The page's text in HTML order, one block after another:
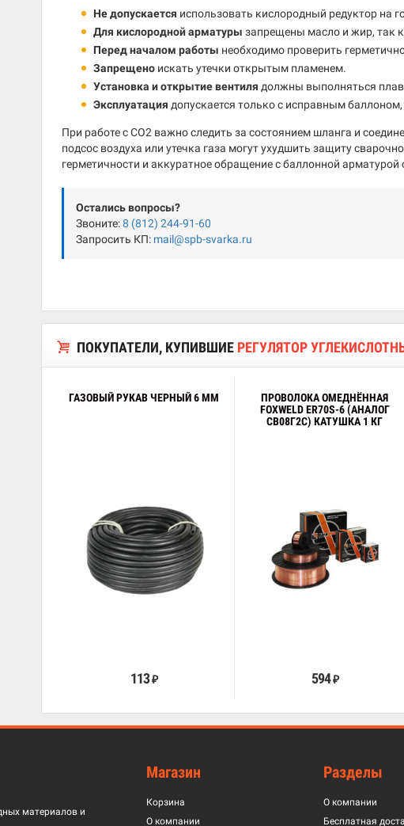
Не допускается использовать кислородный редуктор на
Для кислородной арматуры запрещены масло и жир, так
Перед началом работы необходимо проверить
Запрещено искать утечки открытым пламенем.
Установка и открытие вентиля должны выполняться
Эксплуатация допускается только с исправным
При работе с CO2 важно следить за состоянием шланга и
подсос воздуха или утечка газа могут ухудшить защиту
герметичности и аккуратное обращение с баллонной
Остались вопросы?
Звоните:8 (812) 244-91-60
Запросить КП: mail@spb-svarka.ru
ПОКУПАТЕЛИ, КУПИВШИЕ РЕГУЛЯТОР
ГАЗОВЫЙ РУКАВ ЧЕРНЫЙ 6 ММ
113₽
ПРОВОЛОКА ОМЕДНЁННАЯ
FOXWELD ER70S-6 (АНАЛОГ
СВ08Г2С) КАТУШКА 1 КГ
594 ₽
материалов и
Магазин
Корзина
О компании
Разделы
О компании
Бесплатная